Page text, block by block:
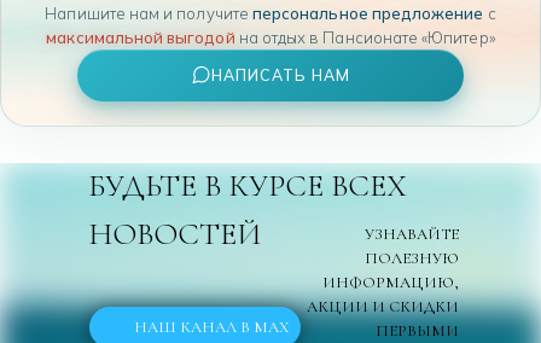
Напишите нам и получите персональное предложение с
максимальной выгодой на отдых в Пансионате «Юпитер»
НАПИСАТЬ НАМ
БУДЬТЕ В КУРСЕ ВСЕХ
НОВОСТЕЙ
УЗНАВАЙТЕ
ПОЛЕЗНУЮ
ИНФОРМАЦИЮ,
АКЦИИ И СКИДКИ
ПЕРВЫМИ
НАШ КАНАЛ В MAX